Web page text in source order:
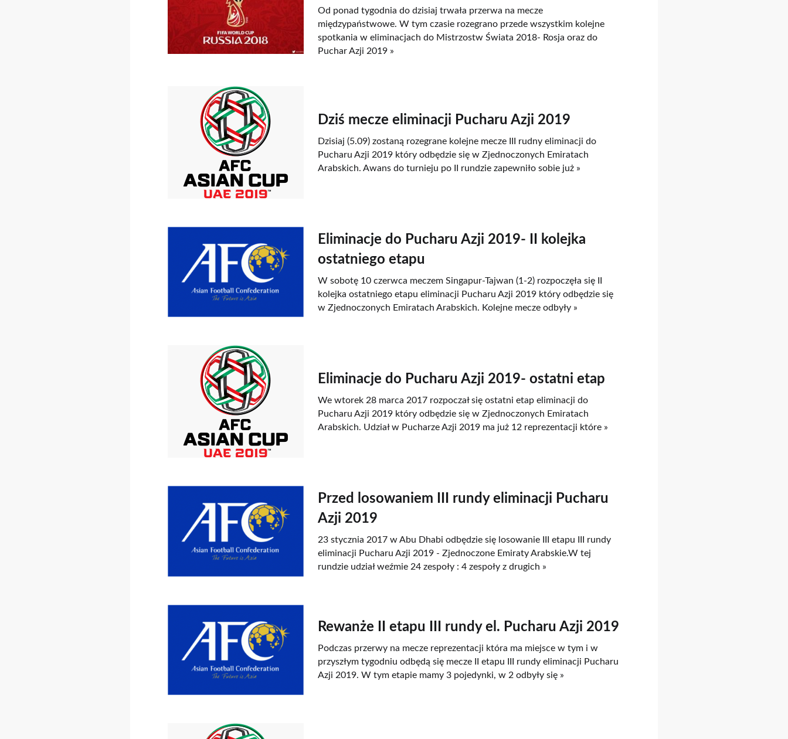
Od ponad tygodnia do dzisiaj trwała przerwa na mecze
międzypaństwowe. W tym czasie rozegrano przede wszystkim kolejne
spotkania w eliminacjach do Mistrzostw Świata 2018- Rosja oraz do
Puchar Azji 2019 »
Dziś mecze eliminacji Pucharu Azji 2019
Dzisiaj (5.09) zostaną rozegrane kolejne mecze III rudny eliminacji do
Pucharu Azji 2019 który odbędzie się w Zjednoczonych Emiratach
Arabskich. Awans do turnieju po II rundzie zapewniło sobie już »
Eliminacje do Pucharu Azji 2019- II kolejka
ostatniego etapu
W sobotę 10 czerwca meczem Singapur-Tajwan (1-2) rozpoczęła się II
kolejka ostatniego etapu eliminacji Pucharu Azji 2019 który odbędzie się
w Zjednoczonych Emiratach Arabskich. Kolejne mecze odbyły »
Eliminacje do Pucharu Azji 2019- ostatni etap
We wtorek 28 marca 2017 rozpoczał się ostatni etap eliminacji do
Pucharu Azji 2019 który odbędzie się w Zjednoczonych Emiratach
Arabskich. Udział w Pucharze Azji 2019 ma już 12 reprezentacji które »
Przed losowaniem III rundy eliminacji Pucharu
Azji 2019
23 stycznia 2017 w Abu Dhabi odbędzie się losowanie III etapu III rundy
eliminacji Pucharu Azji 2019 - Zjednoczone Emiraty Arabskie.W tej
rundzie udział weźmie 24 zespoły : 4 zespoły z drugich »
Rewanże II etapu III rundy el. Pucharu Azji 2019
Podczas przerwy na mecze reprezentacji która ma miejsce w tym i w
przyszłym tygodniu odbędą się mecze II etapu III rundy eliminacji Pucharu
Azji 2019. W tym etapie mamy 3 pojedynki, w 2 odbyły się »